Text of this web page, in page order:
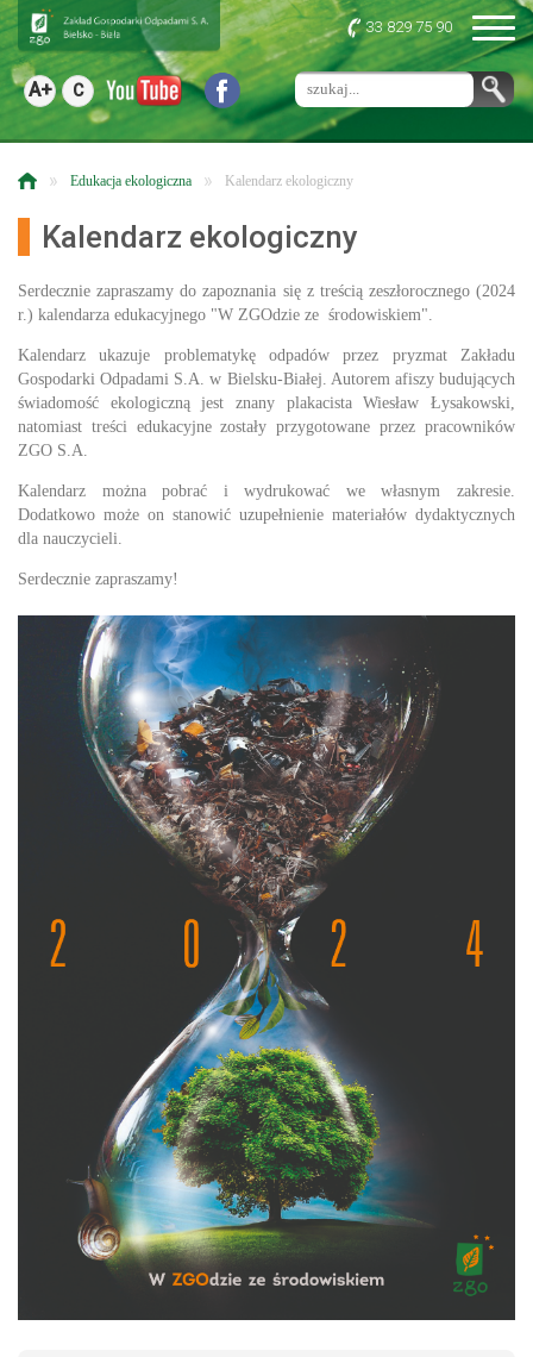
A+ C
33 829 75 90
» Edukacja ekologiczna » Kalendarz ekologiczny
Kalendarz ekologiczny
Serdecznie zapraszamy do zapoznania się z treścią zeszłorocznego (2024
r.) kalendarza edukacyjnego "W ZGOdzie ze środowiskiem".
Kalendarz ukazuje problematykę odpadów przez pryzmat Zakładu
Gospodarki Odpadami S.A. w Bielsku-Białej. Autorem afiszy budujących
świadomość ekologiczną jest znany plakacista Wiesław Łysakowski,
natomiast treści edukacyjne zostały przygotowane przez pracowników
ZGO S.A.
Kalendarz można pobrać i wydrukować we własnym zakresie.
Dodatkowo może on stanowić uzupełnienie materiałów dydaktycznych
dla nauczycieli.
Serdecznie zapraszamy!